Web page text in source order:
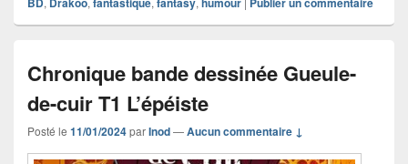
Chronique bande dessinée Gueule-
de-cuir T1 L’épéiste
Posté le 11/01/2024parInod—Aucun commentaire ↓